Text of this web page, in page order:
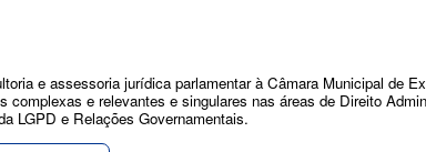
e assessoria jurídica parlamentar à Câmara Municipal de
e relevantes e singulares nas áreas de Direito
LGPD e Relações Governamentais.